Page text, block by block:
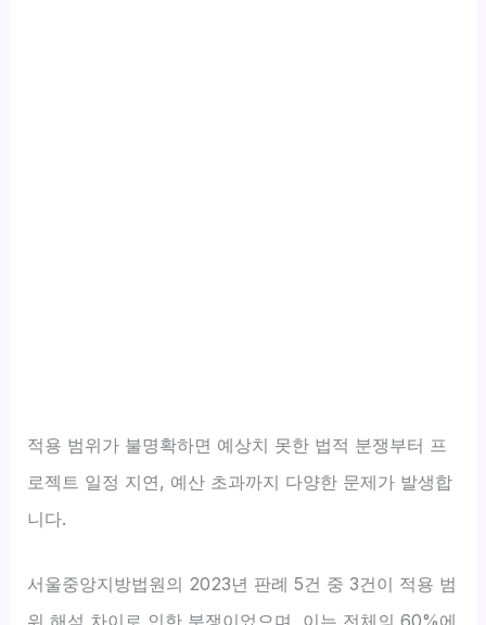
적용 범위가 불명확하면 예상치 못한 법적 분쟁부터 프
로젝트 일정 지연, 예산 초과까지 다양한 문제가 발생합
니다.
서울중앙지방법원의 2023년 판례 5건 중 3건이 적용 범
위 해석 차이로 인한 분쟁이었으며, 이는 전체의 60%에